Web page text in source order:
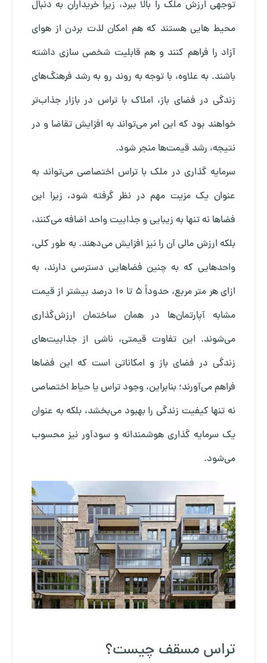
توجهی ارزش ملک را بالا ببرد، زیرا خریداران به دنبال
محیط‌ هایی هستند که هم امکان لذت بردن از هوای
آزاد را فراهم کنند و هم قابلیت شخصی ‌سازی داشته
باشند. به علاوه، با توجه به روند رو به رشد فرهنگ‌های
زندگی در فضای باز، املاک با تراس در بازار جذاب‌تر
خواهند بود که این امر می‌تواند به افزایش تقاضا و در
نتیجه، رشد قیمت‌ها منجر شود.
سرمایه‌ گذاری در ملک با تراس اختصاصی می‌تواند به
عنوان یک مزیت مهم در نظر گرفته شود، زیرا این
فضاها نه تنها به زیبایی و جذابیت واحد اضافه می‌کنند،
بلکه ارزش مالی آن را نیز افزایش می‌دهند. به طور کلی،
واحدهایی که به چنین فضاهایی دسترسی دارند، به
ازای هر متر مربع، حدوداً 5 تا 10 درصد بیشتر از قیمت
مشابه آپارتمان‌ها در همان ساختمان ارزش‌گذاری
می‌شوند. این تفاوت قیمتی، ناشی از جذابیت‌های
زندگی در فضای باز و امکاناتی است که این فضاها
فراهم می‌آورند؛ بنابراین، وجود تراس یا حیاط اختصاصی
نه تنها کیفیت زندگی را بهبود می‌بخشد، بلکه به عنوان
یک سرمایه‌ گذاری هوشمندانه و سودآور نیز محسوب
می‌شود.
تراس مسقف چیست؟